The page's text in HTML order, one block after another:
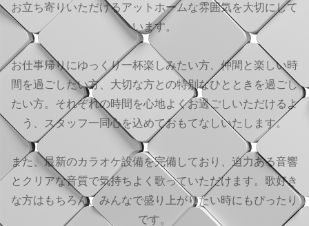
お立ち寄りいただけるアットホームな雰囲気を大切にして
います。
お仕事帰りにゆっくり一杯楽しみたい方、仲間と楽しい時
間を過ごしたい方、大切な方との特別なひとときを過ごし
たい方。それぞれの時間を心地よくお過ごしいただけるよ
う、スタッフ一同心を込めておもてなしいたします。
また、最新のカラオケ設備を完備しており、迫力ある音響
とクリアな音質で気持ちよく歌っていただけます。歌好き
な方はもちろん、みんなで盛り上がりたい時にもぴったり
です。